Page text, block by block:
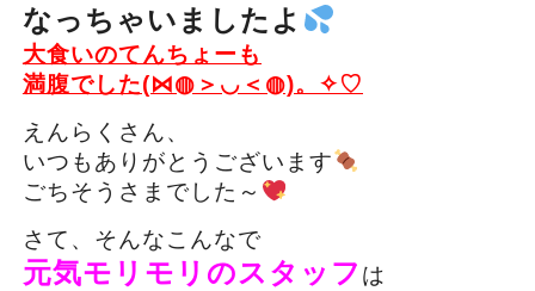
なっちゃいましたよ
大食いのてんちょーも
満腹でした(⋈◍＞◡＜◍)。✧♡
えんらくさん、
いつもありがとうございます
ごちそうさまでした～
さて、そんなこんなで
元気モリモリのスタッフ は